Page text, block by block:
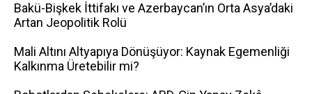
Bakü-Bişkek İttifakı ve Azerbaycan’ın Orta Asya’daki
Artan Jeopolitik Rolü
Mali Altını Altyapıya Dönüşüyor: Kaynak Egemenliği
Kalkınma Üretebilir mi?